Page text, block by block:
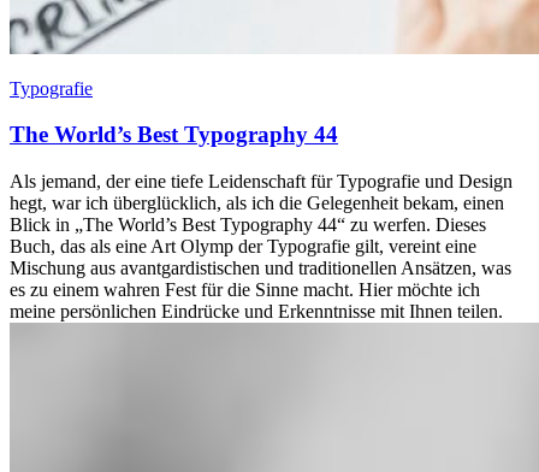
Typografie
The World’s Best Typography 44
Als jemand, der eine tiefe Leidenschaft für Typografie und Design
hegt, war ich überglücklich, als ich die Gelegenheit bekam, einen
Blick in „The World’s Best Typography 44“ zu werfen. Dieses
Buch, das als eine Art Olymp der Typografie gilt, vereint eine
Mischung aus avantgardistischen und traditionellen Ansätzen, was
es zu einem wahren Fest für die Sinne macht. Hier möchte ich
meine persönlichen Eindrücke und Erkenntnisse mit Ihnen teilen.